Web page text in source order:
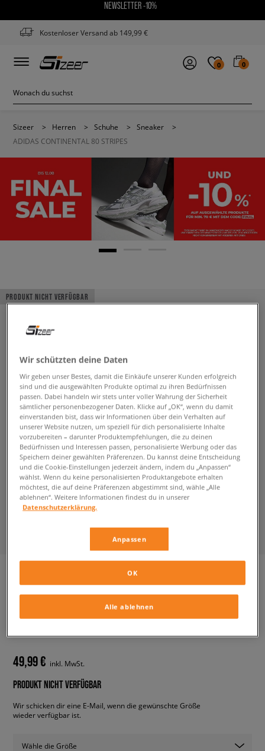
NEWSLETTER -10%
Kostenloser Versand ab 149,99 €
0 0
Sizeer > Herren > Schuhe > Sneaker
>
ADIDAS CONTINENTAL 80 STRIPES
PRODUKT NICHT VERFÜGBAR
49,99 € inkl. MwSt.
PRODUKT NICHT VERFÜGBAR
Wir schicken dir eine E-Mail, wenn die gewünschte Größe
wieder verfügbar ist.
Wähle die Größe
Wir schützten deine Daten
Wir geben unser Bestes, damit die Einkäufe unserer Kunden erfolgreich
sind und die ausgewählten Produkte optimal zu ihren Bedürfnissen
passen. Dabei handeln wir stets unter voller Wahrung der Sicherheit
sämtlicher personenbezogener Daten. Klicke auf „OK“, wenn du damit
einverstanden bist, dass wir Informationen über dein Verhalten auf
unserer Website nutzen, um speziell für dich personalisierte Inhalte
vorzubereiten – darunter Produktempfehlungen, die zu deinen
Bedürfnissen und Interessen passen, personalisierte Werbung oder das
Speichern deiner gewählten Präferenzen. Du kannst deine Entscheidung
und die Cookie-Einstellungen jederzeit ändern, indem du „Anpassen“
wählst. Wenn du keine personalisierten Produktangebote erhalten
möchtest, die auf deine Präferenzen abgestimmt sind, wähle „Alle
ablehnen“. Weitere Informationen findest du in unserer
Datenschutzerklärung.
Anpassen
Alle ablehnen
OK